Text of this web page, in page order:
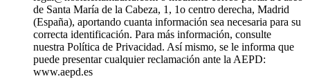
de Santa María de la Cabeza, 1, 1o centro derecha, Madrid
(España), aportando cuanta información sea necesaria para su
correcta identificación. Para más información, consulte
nuestra Política de Privacidad. Así mismo, se le informa que
puede presentar cualquier reclamación ante la AEPD:
www.aepd.es